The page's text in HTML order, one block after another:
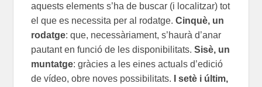
aquests elements s’ha de buscar (i localitzar) tot
el que es necessita per al rodatge.Cinquè, un
rodatge: que, necessàriament, s’haurà d’anar
pautant en funció de les disponibilitats.Sisè, un
muntatge: gràcies a les eines actuals d’edició
de vídeo, obre noves possibilitats.
I setè i últim,